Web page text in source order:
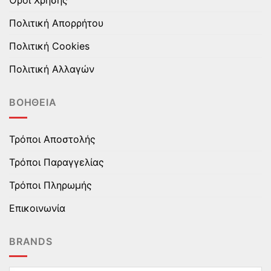
Πολιτική Απορρήτου
Πολιτική Cookies
Πολιτική Αλλαγών
ΒΟΉΘΕΙΑ
Τρόποι Αποστολής
Τρόποι Παραγγελίας
Τρόποι Πληρωμής
Επικοινωνία
BRANDS